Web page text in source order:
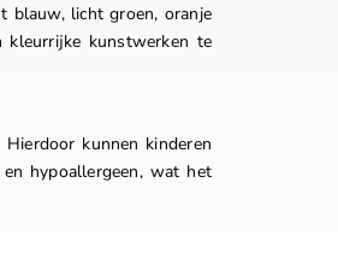
blauw, licht groen, oranje
kleurrijke kunstwerken te
kunnen kinderen
hypoallergeen, wat het